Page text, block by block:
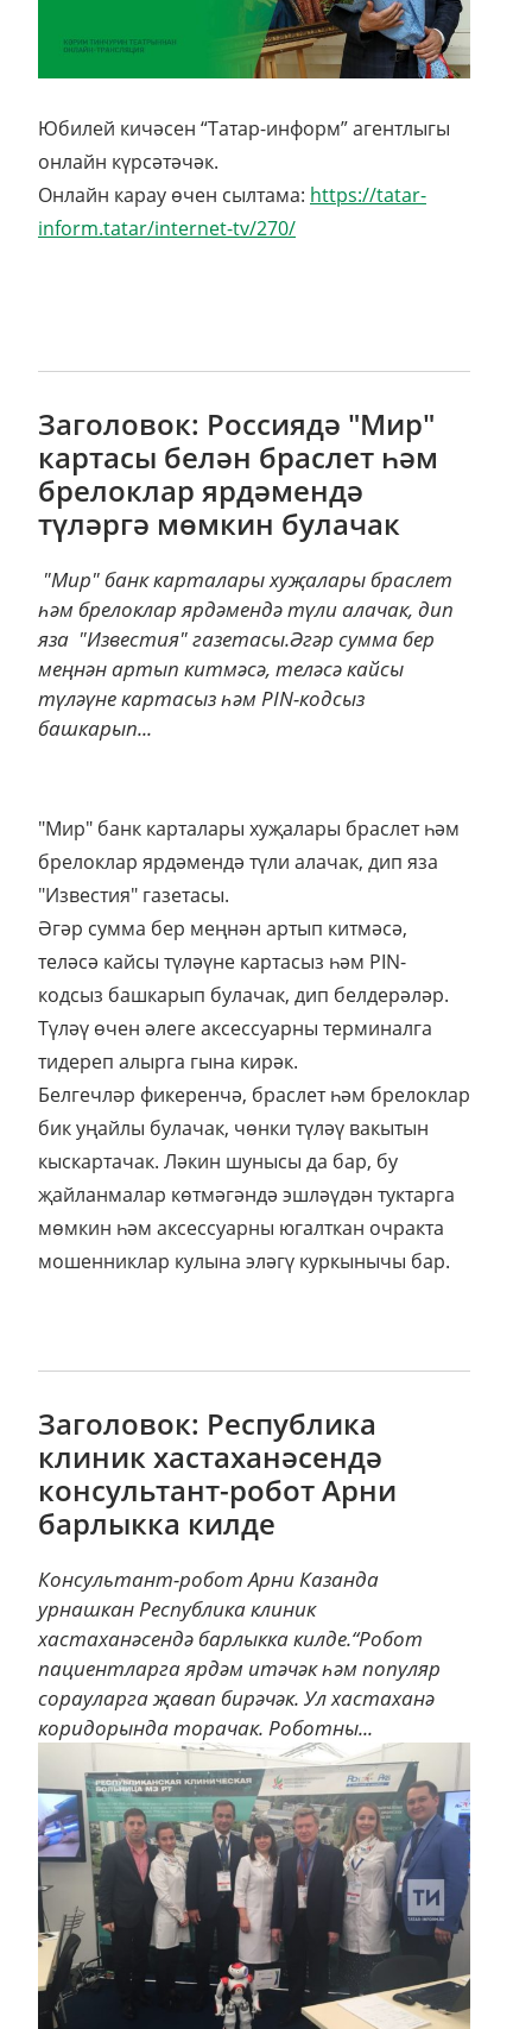
Юбилей кичәсен “Татар-информ” агентлыгы
онлайн күрсәтәчәк.
Онлайн карау өчен сылтама: https://tatar-
inform.tatar/internet-tv/270/
Заголовок: Россиядә "Мир"
картасы белән браслет һәм
брелоклар ярдәмендә
түләргә мөмкин булачак
"Мир" банк карталары хуҗалары браслет
һәм брелоклар ярдәмендә түли алачак, дип
яза "Известия" газетасы.Әгәр сумма бер
меңнән артып китмәсә, теләсә кайсы
түләүне картасыз һәм PIN-кодсыз
башкарып...
"Мир" банк карталары хуҗалары браслет һәм
брелоклар ярдәмендә түли алачак, дип яза
"Известия" газетасы.
Әгәр сумма бер меңнән артып китмәсә,
теләсә кайсы түләүне картасыз һәм PIN-
кодсыз башкарып булачак, дип белдерәләр.
Түләү өчен әлеге аксессуарны терминалга
тидереп алырга гына кирәк.
Белгечләр фикеренчә, браслет һәм брелоклар
бик уңайлы булачак, чөнки түләү вакытын
кыскартачак. Ләкин шунысы да бар, бу
җайланмалар көтмәгәндә эшләүдән туктарга
мөмкин һәм аксессуарны югалткан очракта
мошенниклар кулына эләгү куркынычы бар.
Заголовок: Республика
клиник хастаханәсендә
консультант-робот Арни
барлыкка килде
Консультант-робот Арни Казанда
урнашкан Республика клиник
хастаханәсендә барлыкка килде.“Робот
пациентларга ярдәм итәчәк һәм популяр
сорауларга җавап бирәчәк. Ул хастаханә
коридорында торачак. Роботны...